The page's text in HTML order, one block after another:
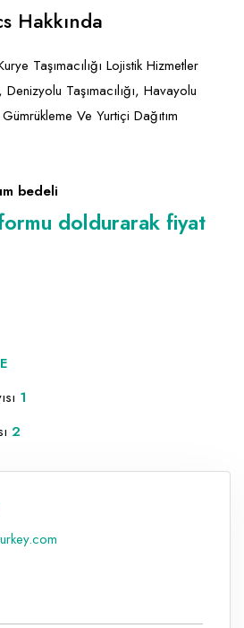
Mağaza
ve Tercüme
Havalandırma
PR ve İnternet
Hakkında
Taşımacılığı Lojistik Hizmetler
Taşımacılığı, Havayolu
Ve Yurtiçi Dağıtım
bedeli
doldurarak fiyat
1
2